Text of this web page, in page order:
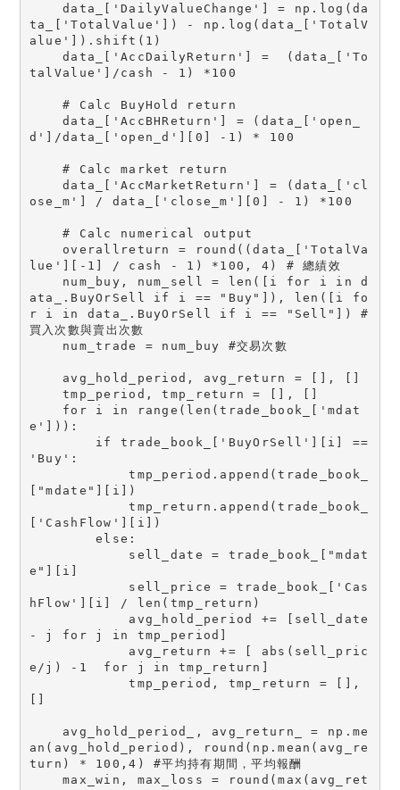
    data_['DailyValueChange'] = np.log(da
ta_['TotalValue']) - np.log(data_['TotalV
alue']).shift(1)
    data_['AccDailyReturn'] =  (data_['To
talValue']/cash - 1) *100
    # Calc BuyHold return
    data_['AccBHReturn'] = (data_['open_
d']/data_['open_d'][0] -1) * 100
    # Calc market return
    data_['AccMarketReturn'] = (data_['cl
ose_m'] / data_['close_m'][0] - 1) *100
    # Calc numerical output
lue'][-1] / cash - 1) *100, 4) # 總績效
ata_.BuyOrSell if i == "Buy"]), len([i fo
r i in data_.BuyOrSell if i == "Sell"]) #
買入次數與賣出次數
    tmp_period, tmp_return = [], []
e'])):
'Buy':
            tmp_period.append(trade_book_
["mdate"][i])
            tmp_return.append(trade_book_
['CashFlow'][i])
        else:
e"][i]
hFlow'][i] / len(tmp_return)
- j for j in tmp_period]
e/j) -1  for j in tmp_return]
            tmp_period, tmp_return = [],
[]
an(avg_hold_period), round(np.mean(avg_re
turn) * 100,4) #平均持有期間，平均報酬
    max_win, max_loss = round(max(avg_ret